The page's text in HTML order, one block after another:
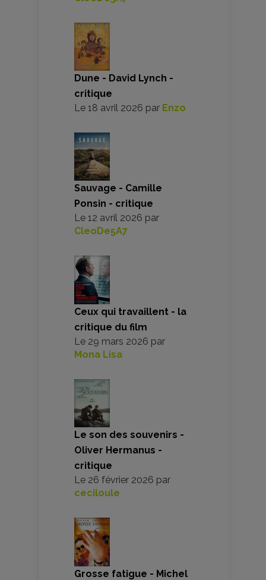
Dune - David Lynch -
critique
Le 18 avril 2026 par Enzo
Sauvage - Camille
Ponsin - critique
Le 12 avril 2026 par
CleoDe5A7
Ceux qui travaillent - la
critique du film
Le 29 mars 2026 par
Mona Lisa
Le son des souvenirs -
Oliver Hermanus -
critique
Le 26 février 2026 par
ceciloule
Grosse fatigue - Michel